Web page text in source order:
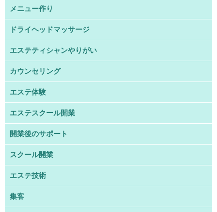
メニュー作り
ドライヘッドマッサージ
エステティシャンやりがい
カウンセリング
エステ体験
エステスクール開業
開業後のサポート
スクール開業
エステ技術
集客